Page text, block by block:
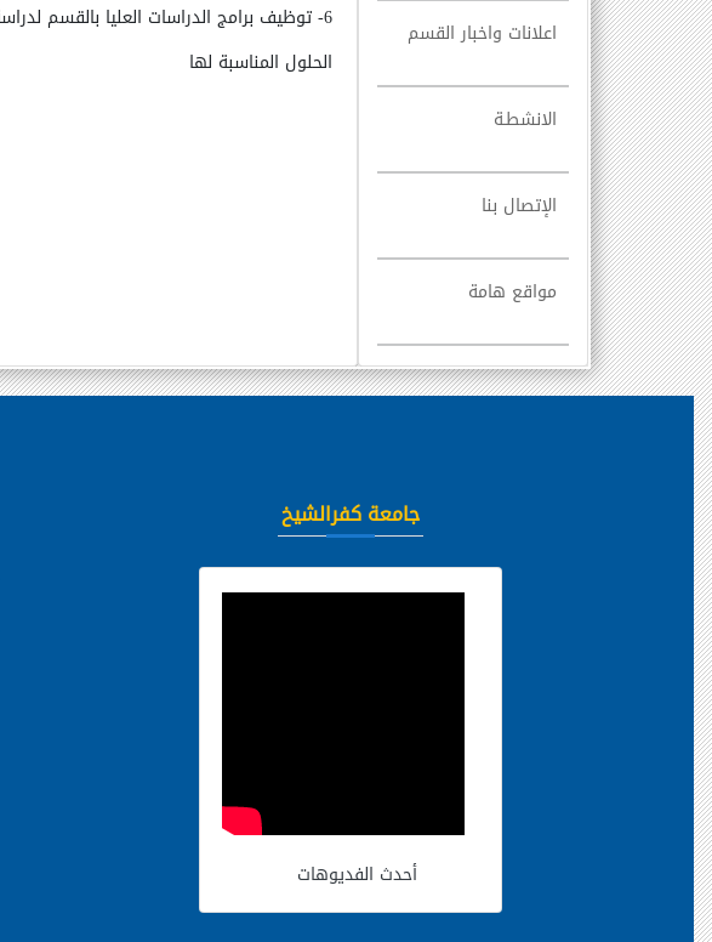
اعلانات واخبار القسم
الانشطـة
الإتصال بنا
مواقع هامة
6- توظيف برامج الدراسات العليا بالقسم لدراسة المشكلات البيئية وإيجاد
الحلول المناسبة لها
جامعة كفرالشيخ
أحدث الفديوهات